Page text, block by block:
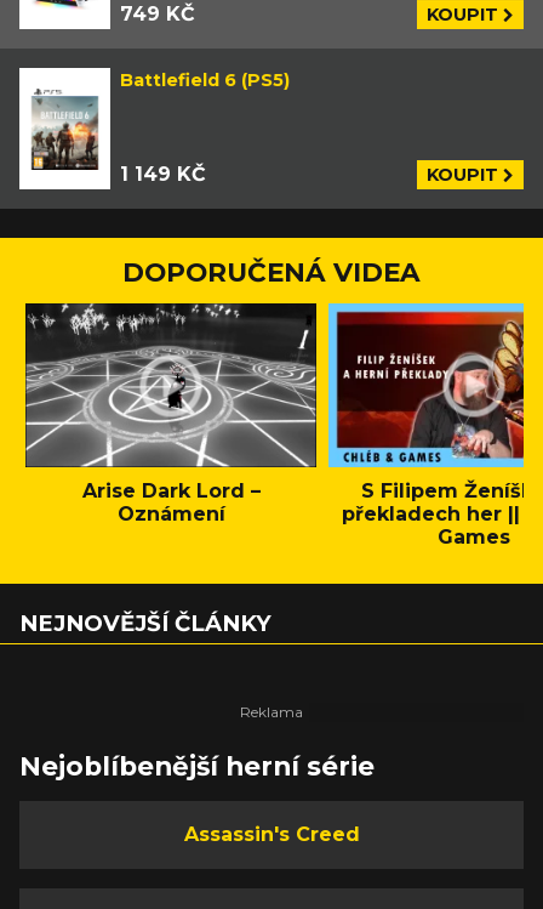
749 KČ KOUPIT
Battlefield 6 (PS5)
1 149 KČ KOUPIT
DOPORUČENÁ VIDEA
Arise Dark Lord –
Oznámení
S Filipem
překladech her ||
Games
NEJNOVĚJŠÍ ČLÁNKY
Nejoblíbenější herní série
Assassin's Creed